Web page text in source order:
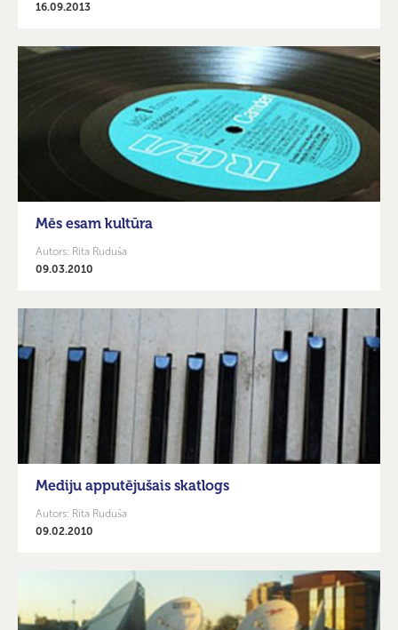
16.09.2013
Mēs esam kultūra
Autors: Rita Ruduša
09.03.2010
Mediju apputējušais skatlogs
Autors: Rita Ruduša
09.02.2010